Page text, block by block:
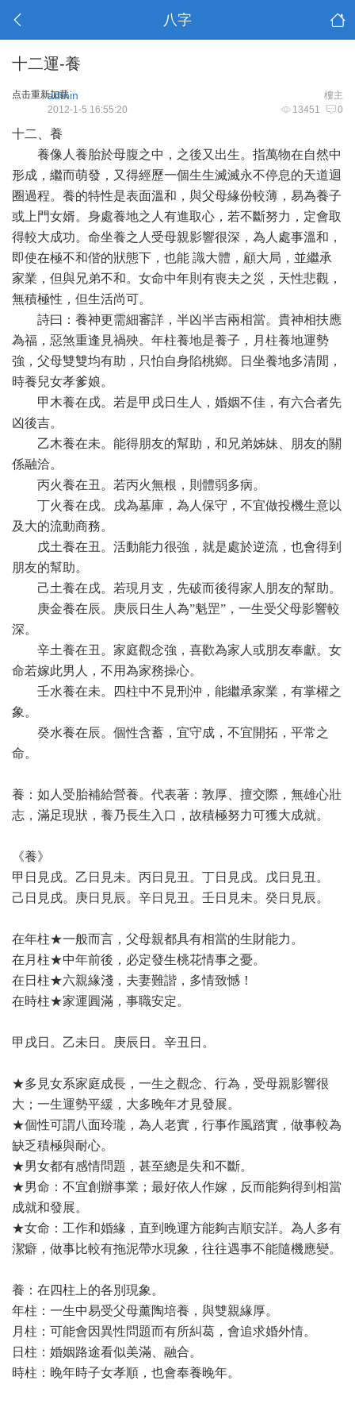
八字
十二運-養
点击重新加载 樓主
admin
13451 0
2012-1-5 16:55:20
十二、養
養像人養胎於母腹之中，之後又出生。指萬物在自然中
形成，繼而萌發，又得經歷一個生生滅滅永不停息的天道迴
圈過程。養的特性是表面溫和，與父母緣份較薄，易為養子
或上門女婿。身處養地之人有進取心，若不斷努力，定會取
得較大成功。命坐養之人受母親影響很深，為人處事溫和，
即使在極不和偕的狀態下，也能 識大體，顧大局，並繼承
家業，但與兄弟不和。女命中年則有喪夫之災，天性悲觀，
無積極性，但生活尚可。
詩曰：養神更需細審詳，半凶半吉兩相當。貴神相扶應
為福，惡煞重逢見禍殃。年柱養地是養子，月柱養地運勢
強，父母雙雙均有助，只怕自身陷桃鄉。日坐養地多清閒，
時養兒女孝爹娘。
甲木養在戌。若是甲戌日生人，婚姻不佳，有六合者先
凶後吉。
乙木養在未。能得朋友的幫助，和兄弟姊妹、朋友的關
係融洽。
丙火養在丑。若丙火無根，則體弱多病。
丁火養在戌。戌為墓庫，為人保守，不宜做投機生意以
及大的流動商務。
戊土養在丑。活動能力很強，就是處於逆流，也會得到
朋友的幫助。
己土養在戌。若現月支，先破而後得家人朋友的幫助。
庚金養在辰。庚辰日生人為”魁罡”，一生受父母影響較
深。
辛土養在丑。家庭觀念強，喜歡為家人或朋友奉獻。女
命若嫁此男人，不用為家務操心。
壬水養在未。四柱中不見刑沖，能繼承家業，有掌權之
象。
癸水養在辰。個性含蓄，宜守成，不宜開拓，平常之
命。
養：如人受胎補給營養。代表著：敦厚、擅交際，無雄心壯
志，滿足現狀，養乃長生入口，故積極努力可獲大成就。
《養》
甲日見戌。乙日見未。丙日見丑。丁日見戌。戊日見丑。
己日見戌。庚日見辰。辛日見丑。壬日見未。癸日見辰。
在年柱★一般而言，父母親都具有相當的生財能力。
在月柱★中年前後，必定發生桃花情事之憂。
在日柱★六親緣淺，夫妻難諧，多情致憾！
在時柱★家運圓滿，事職安定。
甲戌日。乙未日。庚辰日。辛丑日。
★多見女系家庭成長，一生之觀念、行為，受母親影響很
大；一生運勢平緩，大多晚年才見發展。
★個性可謂八面玲瓏，為人老實，行事作風踏實，做事較為
缺乏積極與耐心。
★男女都有感情問題，甚至總是失和不斷。
★男命：不宜創辦事業；最好依人作嫁，反而能夠得到相當
成就和發展。
★女命：工作和婚緣，直到晚運方能夠吉順安詳。為人多有
潔癖，做事比較有拖泥帶水現象，往往遇事不能隨機應變。
養：在四柱上的各別現象。
年柱：一生中易受父母薰陶培養，與雙親緣厚。
月柱：可能會因異性問題而有所糾葛，會追求婚外情。
日柱：婚姻路途看似美滿、融合。
時柱：晚年時子女孝順，也會奉養晚年。